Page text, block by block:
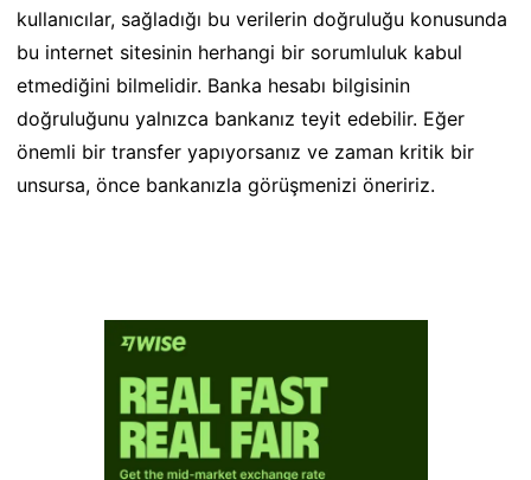
kullanıcılar, sağladığı bu verilerin doğruluğu konusunda
bu internet sitesinin herhangi bir sorumluluk kabul
etmediğini bilmelidir. Banka hesabı bilgisinin
doğruluğunu yalnızca bankanız teyit edebilir. Eğer
önemli bir transfer yapıyorsanız ve zaman kritik bir
unsursa, önce bankanızla görüşmenizi öneririz.